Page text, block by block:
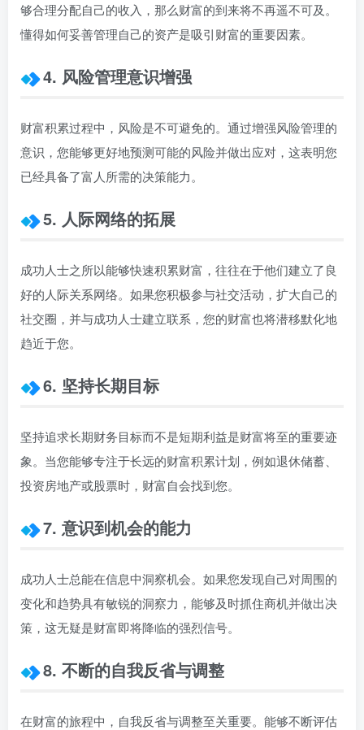
够合理分配自己的收入，那么财富的到来将不再遥不可及。
懂得如何妥善管理自己的资产是吸引财富的重要因素。
4. 风险管理意识增强
财富积累过程中，风险是不可避免的。通过增强风险管理的
意识，您能够更好地预测可能的风险并做出应对，这表明您
已经具备了富人所需的决策能力。
5. 人际网络的拓展
成功人士之所以能够快速积累财富，往往在于他们建立了良
好的人际关系网络。如果您积极参与社交活动，扩大自己的
社交圈，并与成功人士建立联系，您的财富也将潜移默化地
趋近于您。
6. 坚持长期目标
坚持追求长期财务目标而不是短期利益是财富将至的重要迹
象。当您能够专注于长远的财富积累计划，例如退休储蓄、
投资房地产或股票时，财富自会找到您。
7. 意识到机会的能力
成功人士总能在信息中洞察机会。如果您发现自己对周围的
变化和趋势具有敏锐的洞察力，能够及时抓住商机并做出决
策，这无疑是财富即将降临的强烈信号。
8. 不断的自我反省与调整
在财富的旅程中，自我反省与调整至关重要。能够不断评估